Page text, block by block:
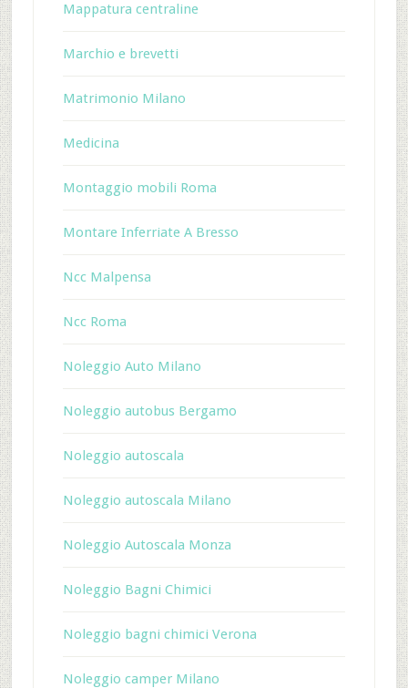
Mappatura centraline
Marchio e brevetti
Matrimonio Milano
Medicina
Montaggio mobili Roma
Montare Inferriate A Bresso
Ncc Malpensa
Ncc Roma
Noleggio Auto Milano
Noleggio autobus Bergamo
Noleggio autoscala
Noleggio autoscala Milano
Noleggio Autoscala Monza
Noleggio Bagni Chimici
Noleggio bagni chimici Verona
Noleggio camper Milano